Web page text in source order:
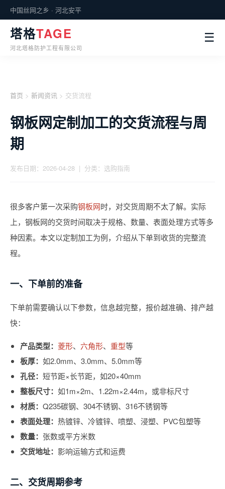
中国丝网之乡 · 河北安平
塔格TAGE
河北塔格防护工程有限公司
☰
首页 > 新闻资讯 > 交货流程
钢板网定制加工的交货流程与周
期
发布日期：2026-04-28 | 分类：选购指南
很多客户第一次采购钢板网时，对交货周期不太了解。实际
上，钢板网的交货时间取决于规格、数量、表面处理方式等多
种因素。本文以定制加工为例，介绍从下单到收货的完整流
程。
一、下单前的准备
下单前需要确认以下参数，信息越完整，报价越准确、排产越
快：
产品类型： 菱形、 六角形、 重型等
板厚： 如2.0mm、3.0mm、5.0mm等
孔径： 短节距×长节距，如20×40mm
整板尺寸： 如1m×2m、1.22m×2.44m，或非标尺寸
材质： Q235碳钢、304不锈钢、316不锈钢等
表面处理： 热镀锌、冷镀锌、喷塑、浸塑、PVC包塑等
数量： 张数或平方米数
交货地址： 影响运输方式和运费
二、交货周期参考